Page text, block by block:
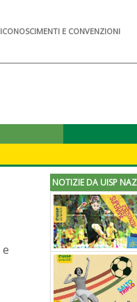
E CONVENZIONI
NOTIZIE DA UISP